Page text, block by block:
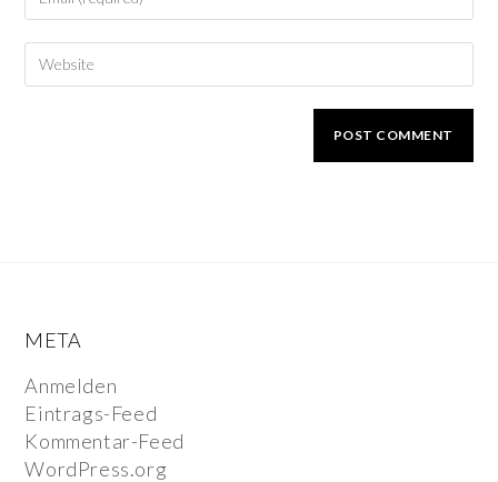
META
Anmelden
Eintrags-Feed
Kommentar-Feed
WordPress.org